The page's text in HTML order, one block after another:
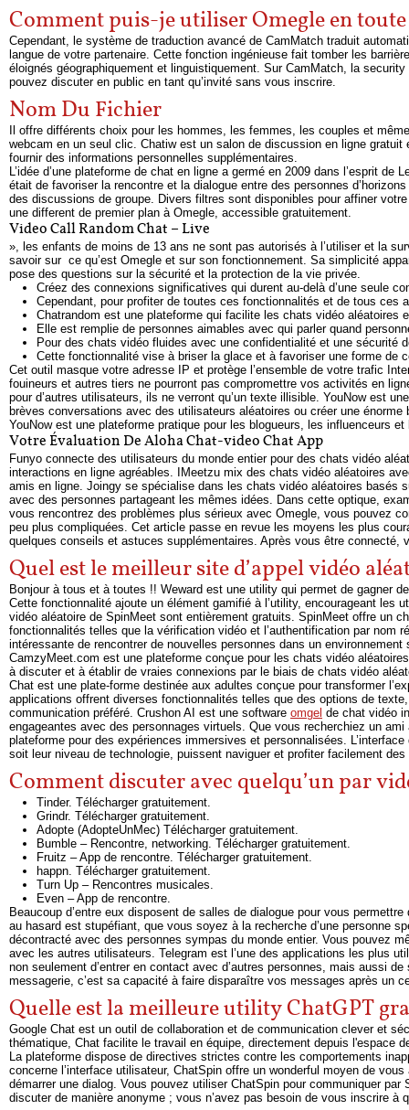
Comment puis-je utiliser Omegle en
Cependant, le système de traduction avancé de CamMatch traduit
langue de votre partenaire. Cette fonction ingénieuse fait tomber les
éloignés géographiquement et linguistiquement. Sur CamMatch, la
pouvez discuter en public en tant qu’invité sans vous inscrire.
Nom Du Fichier
Il offre différents choix pour les hommes, les femmes, les couples et
webcam en un seul clic. Chatiw est un salon de discussion en ligne
fournir des informations personnelles supplémentaires.
L’idée d’une plateforme de chat en ligne a germé en 2009 dans l’esprit
était de favoriser la rencontre et la dialogue entre des personnes
des discussions de groupe. Divers filtres sont disponibles pour affiner
une different de premier plan à Omegle, accessible gratuitement.
Video Call Random Chat – Live
», les enfants de moins de 13 ans ne sont pas autorisés à l’utiliser et la
savoir sur ce qu’est Omegle et sur son fonctionnement. Sa simplicité
pose des questions sur la sécurité et la protection de la vie privée.
Créez des connexions significatives qui durent au-delà d’une seule
Cependant, pour profiter de toutes ces fonctionnalités et de tous ces
Chatrandom est une plateforme qui facilite les chats vidéo aléatoires
Elle est remplie de personnes aimables avec qui parler quand
Pour des chats vidéo fluides avec une confidentialité et une sécurité
Cette fonctionnalité vise à briser la glace et à favoriser une forme de
Cet outil masque votre adresse IP et protège l’ensemble de votre trafic
fouineurs et autres tiers ne pourront pas compromettre vos activités en
pour d’autres utilisateurs, ils ne verront qu’un texte illisible. YouNow est
brèves conversations avec des utilisateurs aléatoires ou créer une
YouNow est une plateforme pratique pour les blogueurs, les influenceurs et
Votre Évaluation De Aloha Chat-video Chat App
Funyo connecte des utilisateurs du monde entier pour des chats vidéo
interactions en ligne agréables. IMeetzu mix des chats vidéo aléatoires
amis en ligne. Joingy se spécialise dans les chats vidéo aléatoires
avec des personnes partageant les mêmes idées. Dans cette optique,
vous rencontrez des problèmes plus sérieux avec Omegle, vous pouvez
peu plus compliquées. Cet article passe en revue les moyens les plus
quelques conseils et astuces supplémentaires. Après vous être connecté,
Quel est le meilleur site d’appel vidéo
Bonjour à tous et à toutes !! Weward est une utility qui permet de gagner
Cette fonctionnalité ajoute un élément gamifié à l’utility, encourageant
vidéo aléatoire de SpinMeet sont entièrement gratuits. SpinMeet offre un
fonctionnalités telles que la vérification vidéo et l’authentification par nom
intéressante de rencontrer de nouvelles personnes dans un environnement
CamzyMeet.com est une plateforme conçue pour les chats vidéo
à discuter et à établir de vraies connexions par le biais de chats vidéo
Chat est une plate-forme destinée aux adultes conçue pour transformer
applications offrent diverses fonctionnalités telles que des options de
communication préféré. Crushon AI est une software omgel de chat vidéo
engageantes avec des personnages virtuels. Que vous recherchiez un
plateforme pour des expériences immersives et personnalisées.
soit leur niveau de technologie, puissent naviguer et profiter facilement
Comment discuter avec quelqu’un par
Tinder. Télécharger gratuitement.
Grindr. Télécharger gratuitement.
Adopte (AdopteUnMec) Télécharger gratuitement.
Bumble – Rencontre, networking. Télécharger gratuitement.
Fruitz – App de rencontre. Télécharger gratuitement.
happn. Télécharger gratuitement.
Turn Up – Rencontres musicales.
Even – App de rencontre.
Beaucoup d’entre eux disposent de salles de dialogue pour vous
au hasard est stupéfiant, que vous soyez à la recherche d’une personne
décontracté avec des personnes sympas du monde entier. Vous pouvez
avec les autres utilisateurs. Telegram est l’une des applications les plus
non seulement d’entrer en contact avec d’autres personnes, mais aussi
messagerie, c’est sa capacité à faire disparaître vos messages après un
Quelle est la meilleure utility ChatGPT
Google Chat est un outil de collaboration et de communication clever et
thématique, Chat facilite le travail en équipe, directement depuis l'espace
La plateforme dispose de directives strictes contre les comportements
concerne l’interface utilisateur, ChatSpin offre un wonderful moyen de
démarrer une dialog. Vous pouvez utiliser ChatSpin pour communiquer
discuter de manière anonyme ; vous n’avez pas besoin de vous inscrire à